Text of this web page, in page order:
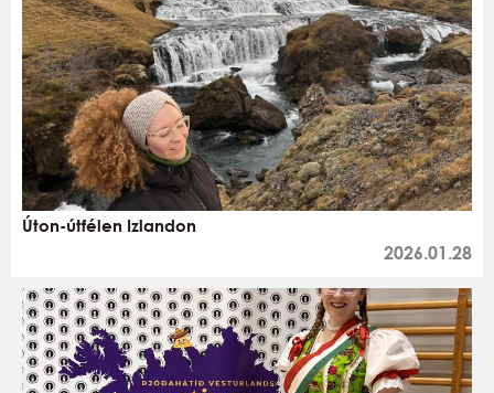
Úton-útfélen Izlandon
2026.01.28